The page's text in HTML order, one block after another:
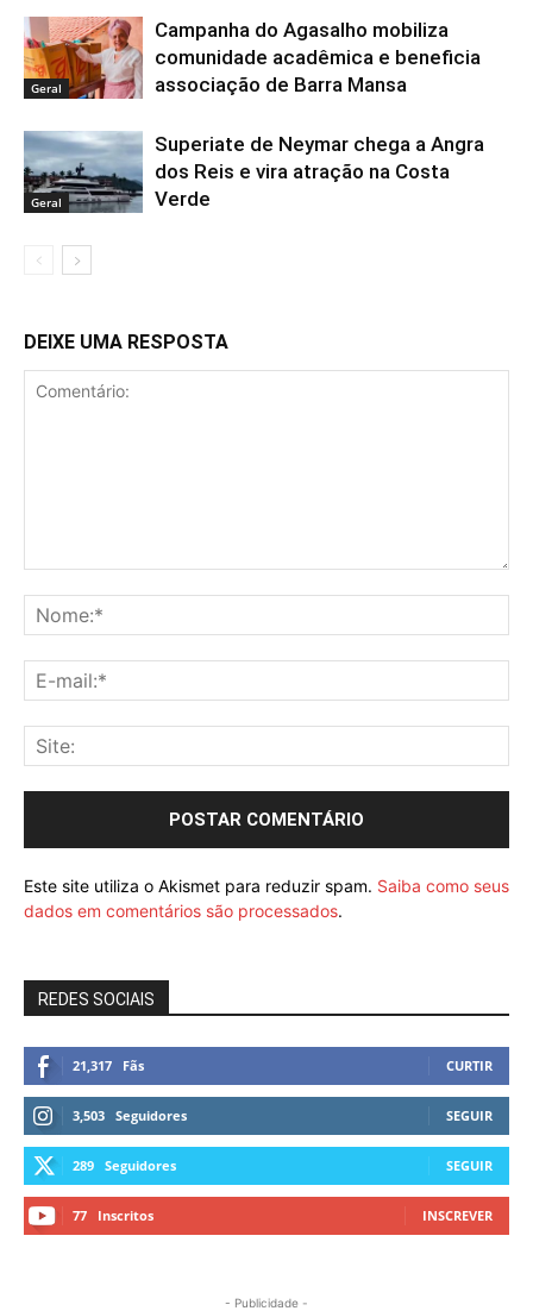
Geral
Campanha do Agasalho mobiliza
comunidade acadêmica e beneficia
associação de Barra Mansa
Geral
Superiate de Neymar chega a Angra
dos Reis e vira atração na Costa
Verde
DEIXE UMA RESPOSTA
Este site utiliza o Akismet para reduzir spam. Saiba como seus
dados em comentários são processados.
REDES SOCIAIS
21,317 Fãs CURTIR
3,503 Seguidores SEGUIR
289 Seguidores SEGUIR
77 Inscritos INSCREVER
- Publicidade -